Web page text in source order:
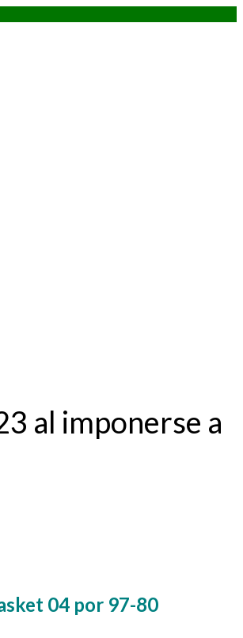
al imponerse a
04 por 97-80